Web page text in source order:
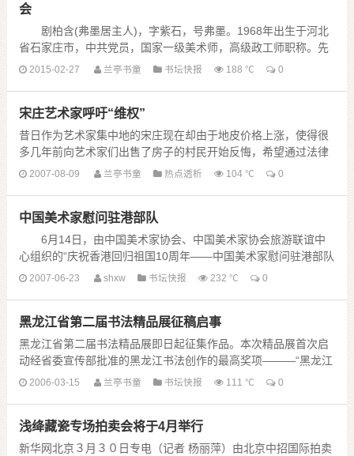
会
剧柏含(弗墨居主人)，字紫石，号弗墨。1968年出生于河北
省石家庄市，中共党员，国家一级美术师，高级政工师职称。先
后毕业于天津茂林书法学院，中国书画国际大学，农业部干部管
2015-02-27 兰亭书童 书坛快报 188 ℃ 0
宋庄艺术家呼吁“维权”
昔日作为艺术家集中地的宋庄现在却由于地皮价格上涨，使得很
多几年前向艺术家们出售了房子的村民开始反悔，希望通过法律
手段把原来自己的房子要回来，而艺术家则希望保留现在的房
2007-08-09 兰亭书童 热点透析 104 ℃ 0
中国美术家慰问驻港部队
6月14日，由中国美术家协会、中国美术家协会旅游联谊中
心组织的“庆祝香港回归祖国10周年——中国美术家慰问驻港部队
慰问团”奔赴香港，将美术家的问候送到驻港官兵手中。慰问团由
2007-06-23 shxw 书坛快报 232 ℃ 0
黑龙江省第二届书法精品展征稿启事
黑龙江省第二届书法精品展即日起征集作品。本次精品展首次启
动经省委宣传部批准的黑龙江书法创作的最高奖项———“黑龙江
书法精品奖”。 一、主办单位：黑龙江省文学艺术界联合会、
2006-03-15 兰亭书童 书坛快报 111 ℃ 0
浅绛藏瓷专场拍卖会将于4月举行
新华网北京３月３０日专电（记者 杨丽萍）由北京中招国际拍卖